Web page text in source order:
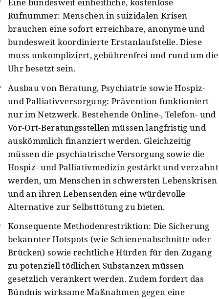
Rufnummer: Menschen in suizidalen Krisen
brauchen eine sofort erreichbare, anonyme und
bundesweit koordinierte Erstanlaufstelle. Diese
muss unkompliziert, gebührenfrei und rund um die
Uhr besetzt sein.
Ausbau von Beratung, Psychiatrie sowie Hospiz-
und Palliativversorgung: Prävention funktioniert
nur im Netzwerk. Bestehende Online-, Telefon- und
Vor-Ort-Beratungsstellen müssen langfristig und
auskömmlich finanziert werden. Gleichzeitig
müssen die psychiatrische Versorgung sowie die
Hospiz- und Palliativmedizin gestärkt und verzahnt
werden, um Menschen in schwersten Lebenskrisen
und an ihren Lebensenden eine würdevolle
Alternative zur Selbsttötung zu bieten.
Konsequente Methodenrestriktion: Die Sicherung
bekannter Hotspots (wie Schienenabschnitte oder
Brücken) sowie rechtliche Hürden für den Zugang
zu potenziell tödlichen Substanzen müssen
gesetzlich verankert werden. Zudem fordert das
Bündnis wirksame Maßnahmen gegen eine